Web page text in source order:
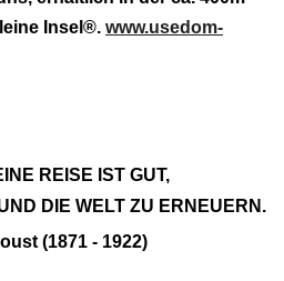
Insel®. www.usedom-
REISE IST GUT,
DIE WELT ZU ERNEUERN.
(1871 - 1922)